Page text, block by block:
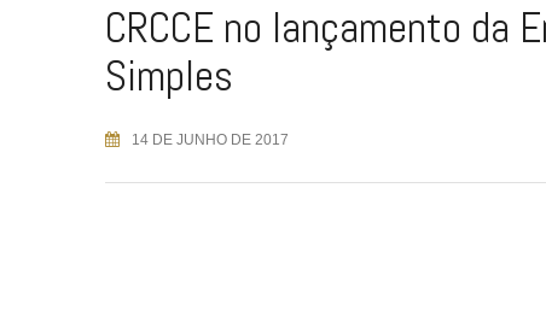
CRCCE no lançamento da
Simples
14 DE JUNHO DE 2017